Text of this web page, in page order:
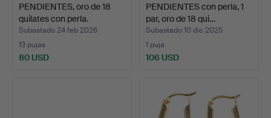
PENDIENTES, oro de 18
quilates con perla.
Subastado 24 feb 2026
13 pujas
80 USD
PENDIENTES con perla, 1
par, oro de 18 qui…
Subastado 10 dic 2025
1 puja
106 USD